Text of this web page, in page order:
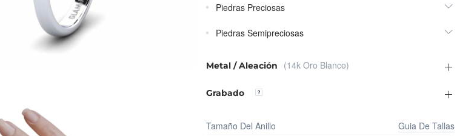
Piedras Preciosas
Piedras Semipreciosas
Metal / Aleación (14k Oro Blanco)
Grabado
Tamaño Del Anillo
Guia De Tallas